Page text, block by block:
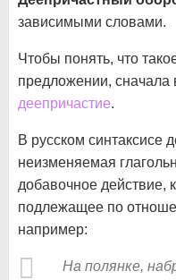
зависимыми словами.
Чтобы понять, что
предложении, сначала
деепричастие.
В русском синтаксисе
неизменяемая
добавочное действие,
подлежащее по
например:
На полянке,